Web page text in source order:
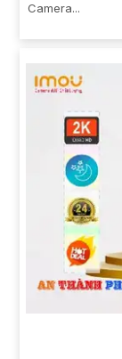
Camera...